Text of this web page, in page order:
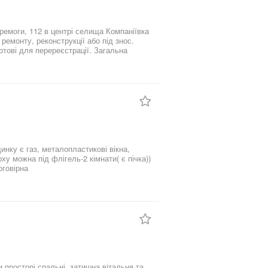
112 в центрі селища Компаніївка
реконструкції або під знос.
для перереєстрації. Загальна
є газ, металопластикові вікна,